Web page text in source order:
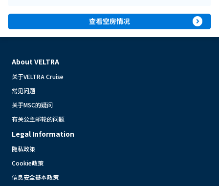
查看空房情况 expand_circle_right
About VELTRA
关于VELTRA Cruise
常见问题
关于MSC的疑问
有关公主邮轮的问题
Legal Information
隐私政策
Cookie政策
信息安全基本政策